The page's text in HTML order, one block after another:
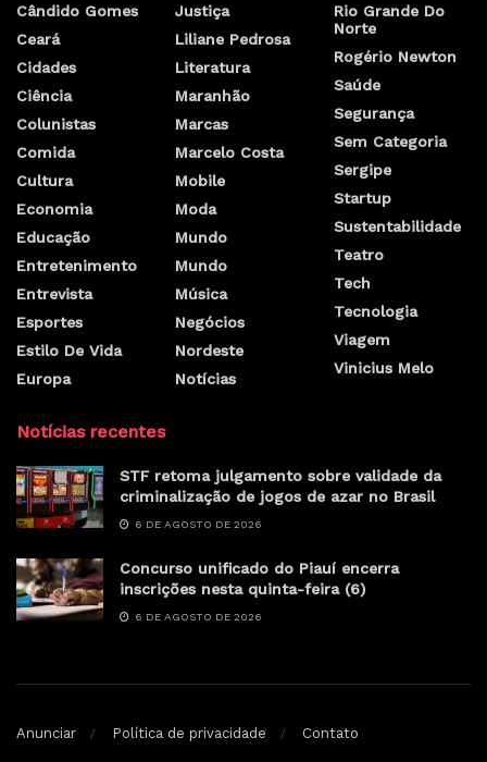
Cândido Gomes
Ceará
Cidades
Ciência
Colunistas
Comida
Cultura
Economia
Educação
Entretenimento
Entrevista
Esportes
Estilo De Vida
Europa
Justiça
Liliane Pedrosa
Literatura
Maranhão
Marcas
Marcelo Costa
Mobile
Moda
Mundo
Mundo
Música
Negócios
Nordeste
Notícias
Rio Grande Do
Norte
Rogério Newton
Saúde
Segurança
Sem Categoria
Sergipe
Startup
Sustentabilidade
Teatro
Tech
Tecnologia
Viagem
Vinicius Melo
Notícias recentes
STF retoma julgamento sobre validade da
criminalização de jogos de azar no Brasil
6 DE AGOSTO DE 2026
Concurso unificado do Piauí encerra
inscrições nesta quinta-feira (6)
6 DE AGOSTO DE 2026
Anunciar Política de privacidade Contato